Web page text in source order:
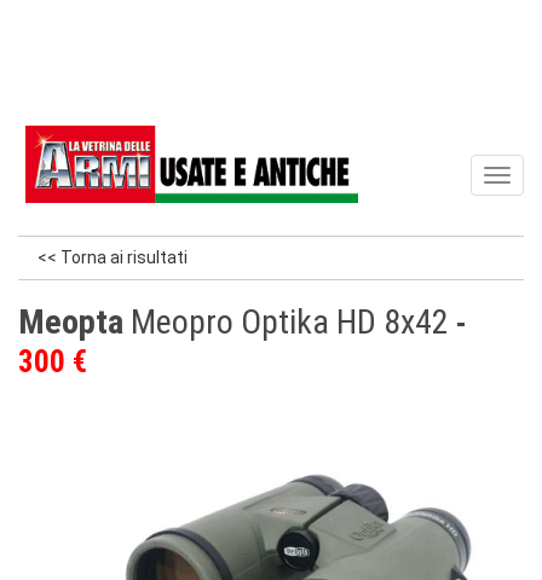
<< Torna ai risultati
Meopta Meopro Optika HD 8x42
300 €